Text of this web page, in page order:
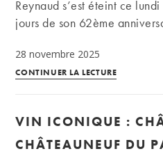
Reynaud s’est éteint ce
jours de son 62ème
28 novembre 2025
CONTINUER LA LECTUREDécès
vigneron
légendaire
VIN ICONIQUE :
CHÂTEAUNEUF DU